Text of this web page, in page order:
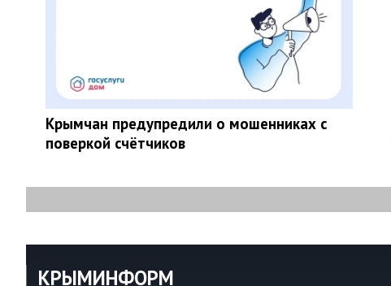
Крымчан предупредили о мошенниках с
поверкой счётчиков
КРЫМИНФОРМ